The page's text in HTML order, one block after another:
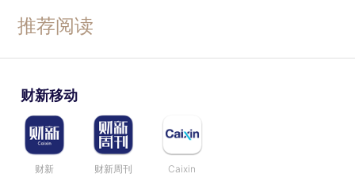
推荐阅读
财新移动
财新 财新周刊 Caixin